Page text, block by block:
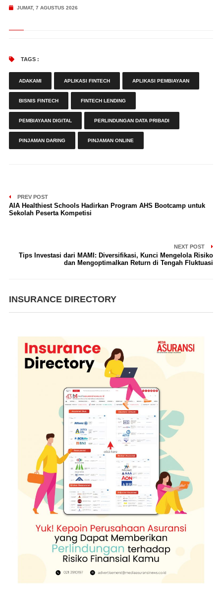
JUMAT, 7 AGUSTUS 2026
TAGS :
ADAKAMI APLIKASI FINTECH APLIKASI PEMBIAYAAN
BISNIS FINTECH FINTECH LENDING
PEMBIAYAAN DIGITAL PERLINDUNGAN DATA PRIBADI
PINJAMAN DARING PINJAMAN ONLINE
PREV POST
AIA Healthiest Schools Hadirkan Program AHS Bootcamp untuk
Sekolah Peserta Kompetisi
NEXT POST
Tips Investasi dari MAMI: Diversifikasi, Kunci Mengelola Risiko
dan Mengoptimalkan Return di Tengah Fluktuasi
INSURANCE DIRECTORY